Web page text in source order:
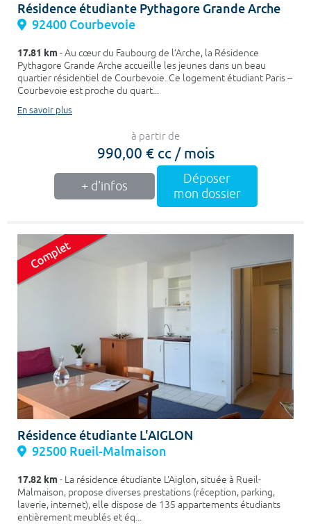
Résidence étudiante Pythagore Grande Arche
92400 Courbevoie
17.81 km- Au cœur du Faubourg de l’Arche, la Résidence
Pythagore Grande Arche accueille les jeunes dans un beau
quartier résidentiel de Courbevoie. Ce logement étudiant Paris –
Courbevoie est proche du quart...
En savoir plus
à partir de
990,00 € cc / mois
+ d'infos
Déposer
mon dossier
Résidence étudiante L'AIGLON
92500 Rueil-Malmaison
17.82 km- La résidence étudiante L'Aiglon, située à Rueil-
Malmaison, propose diverses prestations (réception, parking,
laverie, internet), elle dispose de 135 appartements étudiants
entièrement meublés et éq...